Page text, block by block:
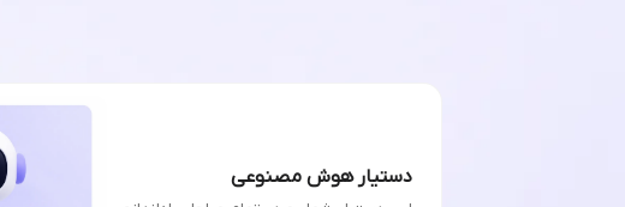
دستیار هوش مصنوعی